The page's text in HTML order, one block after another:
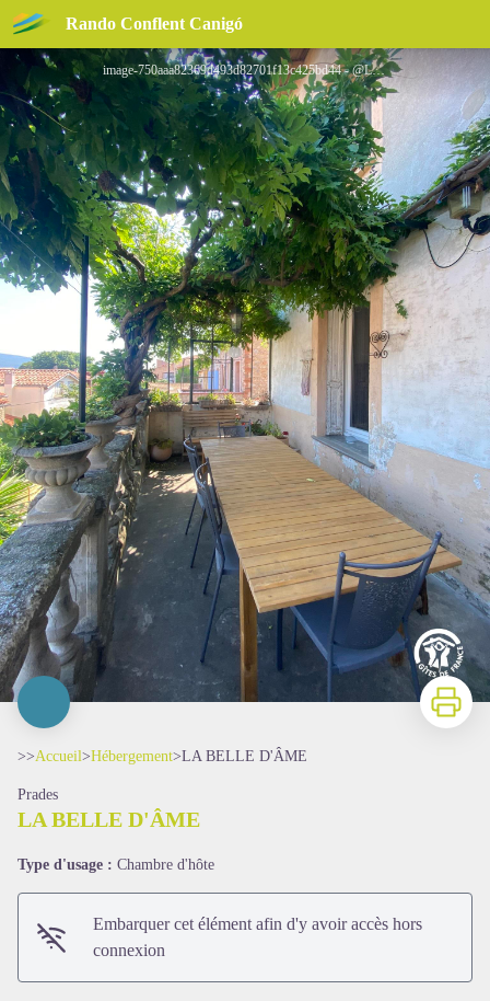
Rando Conflent Canigó
image-750aaa82369d493d82701f13c425bd44 - @Les gîtes de France
Imprimer
>>Accueil>Hébergement>LA BELLE D'ÂME
Prades
LA BELLE D'ÂME
Type d'usage : Chambre d'hôte
Embarquer cet élément afin d'y avoir accès hors
connexion